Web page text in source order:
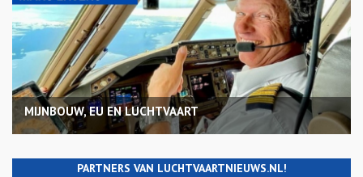
MIJNBOUW, EU EN LUCHTVAART
PARTNERS VAN LUCHTVAARTNIEUWS.NL!